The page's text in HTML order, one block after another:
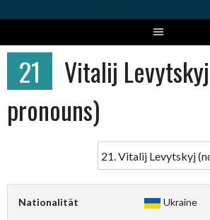
21
Vitalij
pronouns)
Nationalität Ukraine